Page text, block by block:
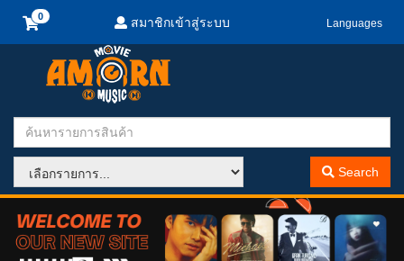
สมาชิกเข้าสู่ระบบ Languages
Search